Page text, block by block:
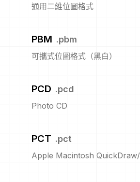
通用二維位圖格式
PBM .pbm
可攜式位圖格式（黑白）
PCD .pcd
Photo CD
PCT .pct
Apple Macintosh